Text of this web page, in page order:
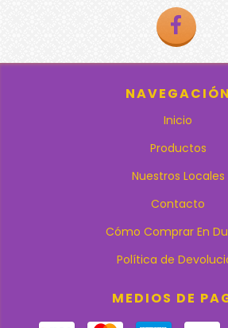
NAVEGACIÓN
Inicio
Productos
Nuestros Locales
Contacto
Cómo Comprar En
Política de
MEDIOS DE